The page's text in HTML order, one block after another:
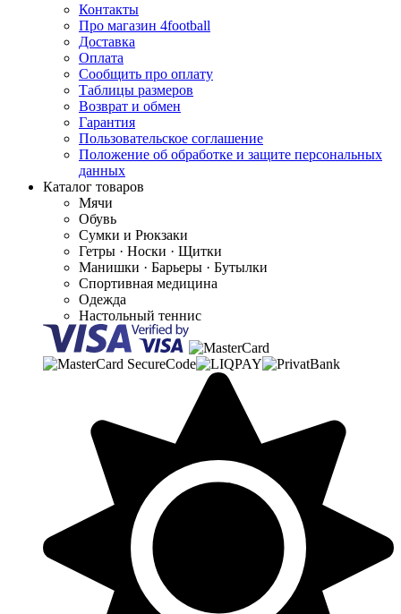
Контакты
Про магазин 4football
Доставка
Оплата
Сообщить про оплату
Таблицы размеров
Возврат и обмен
Гарантия
Пользовательское соглашение
Положение об обработке и защите персональных
данных
Каталог товаров
Мячи
Обувь
Сумки и Рюкзаки
Гетры · Носки · Щитки
Манишки · Барьеры · Бутылки
Спортивная медицина
Одежда
Настольный теннис